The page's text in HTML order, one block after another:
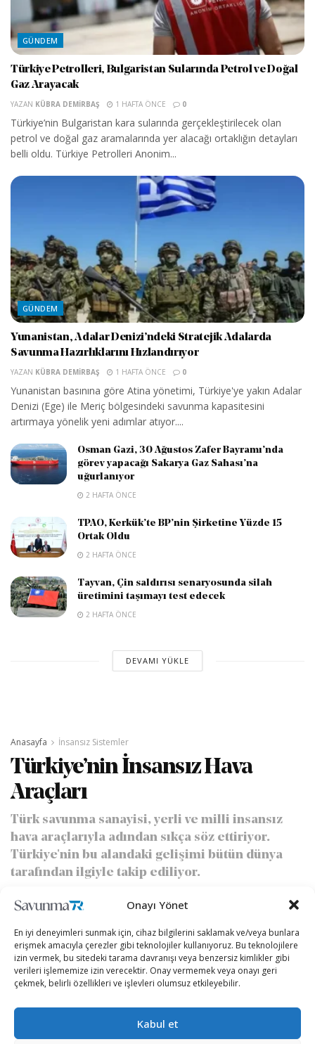
Onayı Yönet
En iyi deneyimleri sunmak için, cihaz bilgilerini saklamak ve/veya bunlara
erişmek amacıyla çerezler gibi teknolojiler kullanıyoruz. Bu teknolojilere
izin vermek, bu sitedeki tarama davranışı veya benzersiz kimlikler gibi
verileri işlememize izin verecektir. Onay vermemek veya onayı geri
çekmek, belirli özellikleri ve işlevleri olumsuz etkileyebilir.
Kabul et
GÜNDEM
Türkiye Petrolleri, Bulgaristan Sularında Petrol ve Doğal
Gaz Arayacak
YAZAN KÜBRA DEMIRBAŞ 1 HAFTA ÖNCE 0
Türkiye’nin Bulgaristan kara sularında gerçekleştirilecek olan
petrol ve doğal gaz aramalarında yer alacağı ortaklığın detayları
belli oldu. Türkiye Petrolleri Anonim...
GÜNDEM
Yunanistan, Adalar Denizi’ndeki Stratejik Adalarda
Savunma Hazırlıklarını Hızlandırıyor
YAZAN KÜBRA DEMIRBAŞ 1 HAFTA ÖNCE 0
Yunanistan basınına göre Atina yönetimi, Türkiye'ye yakın Adalar
Denizi (Ege) ile Meriç bölgesindeki savunma kapasitesini
artırmaya yönelik yeni adımlar atıyor....
Osman Gazi, 30 Ağustos Zafer Bayramı’nda
görev yapacağı Sakarya Gaz Sahası’na
uğurlanıyor
2 HAFTA ÖNCE
TPAO, Kerkük’te BP’nin Şirketine Yüzde 15
Ortak Oldu
2 HAFTA ÖNCE
Tayvan, Çin saldırısı senaryosunda silah
üretimini taşımayı test edecek
2 HAFTA ÖNCE
DEVAMI YÜKLE
Anasayfa İnsansız Sistemler
Türkiye’nin İnsansız Hava
Araçları
Türk savunma sanayisi, yerli ve milli insansız
hava araçlarıyla adından sıkça söz ettiriyor.
Türkiye'nin bu alandaki gelişimi bütün dünya
tarafından ilgiyle takip ediliyor.
yazan Ozan Akarsu
13/07/2024
Okuma Süresi: 10 dakika okuma